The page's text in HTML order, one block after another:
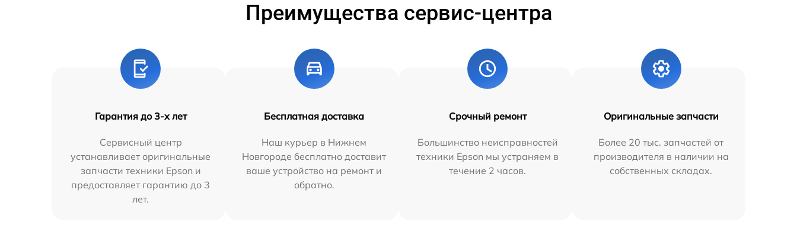
Преимущества сервис-центра
Гарантия до 3-х лет
Сервисный центр
устанавливает оригинальные
запчасти техники Epson и
предоставляет гарантию до 3
лет.
Бесплатная доставка
Наш курьер в Нижнем
Новгороде бесплатно доставит
ваше устройство на ремонт и
обратно.
Срочный ремонт
Большинство неисправностей
техники Epson мы устраняем в
течение 2 часов.
Оригинальные запчасти
Более 20 тыс. запчастей от
производителя в наличии на
собственных складах.